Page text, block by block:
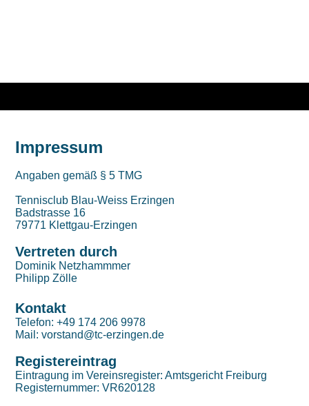
Impressum
Angaben gemäß § 5 TMG
Tennisclub Blau-Weiss Erzingen
Badstrasse 16
79771 Klettgau-Erzingen
Vertreten durch
Dominik Netzhammmer
Philipp Zölle
Kontakt
Telefon: +49 174 206 9978
Mail: vorstand@tc-erzingen.de
Registereintrag
Eintragung im Vereinsregister: Amtsgericht Freiburg
Registernummer: VR620128